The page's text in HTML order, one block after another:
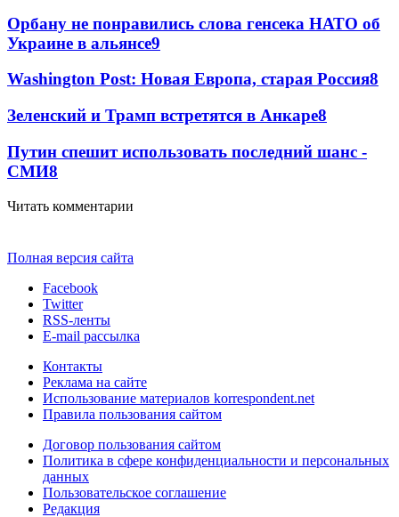
Орбану не понравились слова генсека НАТО об
Украине в альянсе9
Washington Post: Новая Европа, старая Россия8
Зеленский и Трамп встретятся в Анкаре8
Путин спешит использовать последний шанс -
СМИ8
Читать комментарии
Полная версия сайта
Facebook
Twitter
RSS-ленты
E-mail рассылка
Контакты
Реклама на сайте
Использование материалов korrespondent.net
Правила пользования сайтом
Договор пользования сайтом
Политика в сфере конфиденциальности и персональных
данных
Пользовательское соглашение
Редакция